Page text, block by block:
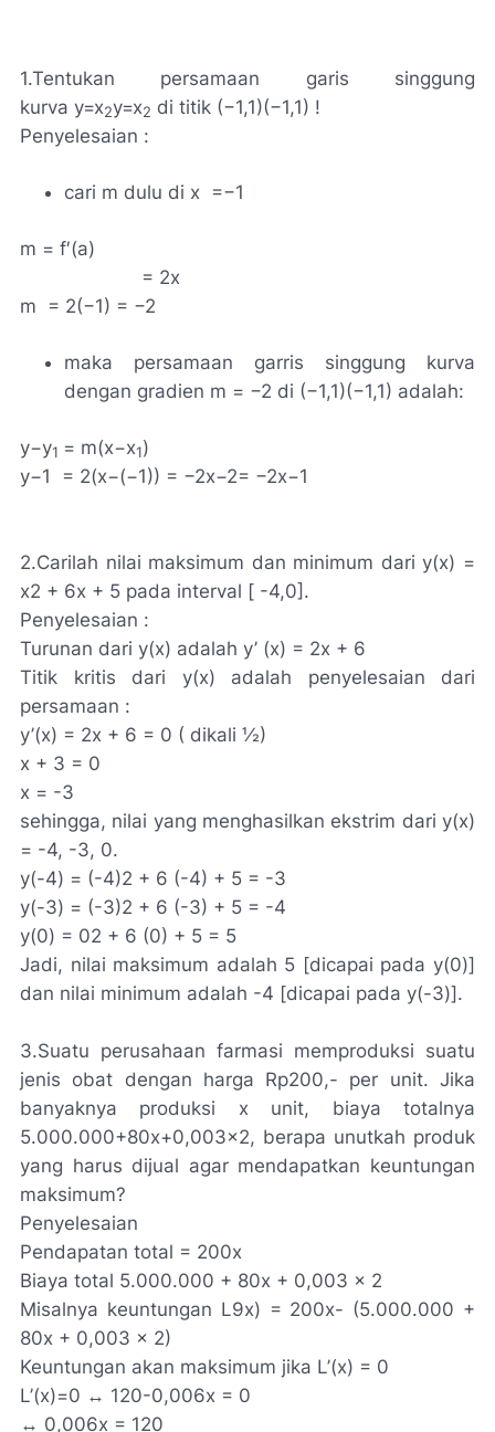
1.Tentukan persamaan garis singgung
kurva y=x2y=x2 di titik (−1,1)(−1,1) !
Penyelesaian :
cari m dulu di x =−1
m = f′(a)
= 2x
m = 2(−1) = −2
maka persamaan garris singgung kurva
dengan gradien m = −2 di (−1,1)(−1,1) adalah:
y−y1 = m(x−x1)
y−1 = 2(x−(−1)) = −2x−2= −2x−1
2.Carilah nilai maksimum dan minimum dari y(x) =
x2 + 6x + 5 pada interval [ -4,0].
Penyelesaian :
Turunan dari y(x) adalah y’ (x) = 2x + 6
Titik kritis dari y(x) adalah penyelesaian dari
persamaan :
y’(x) = 2x + 6 = 0 ( dikali ½)
x + 3 = 0
x = -3
sehingga, nilai yang menghasilkan ekstrim dari y(x)
= -4, -3, 0.
y(-4) = (-4)2 + 6 (-4) + 5 = -3
y(-3) = (-3)2 + 6 (-3) + 5 = -4
y(0) = 02 + 6 (0) + 5 = 5
Jadi, nilai maksimum adalah 5 [dicapai pada y(0)]
dan nilai minimum adalah -4 [dicapai pada y(-3)].
3.Suatu perusahaan farmasi memproduksi suatu
jenis obat dengan harga Rp200,- per unit. Jika
banyaknya produksi x unit, biaya totalnya
5.000.000+80x+0,003x2, berapa unutkah produk
yang harus dijual agar mendapatkan keuntungan
maksimum?
Penyelesaian
Pendapatan total = 200x
Biaya total 5.000.000 + 80x + 0,003 x 2
Misalnya keuntungan L9x) = 200x- (5.000.000 +
80x + 0,003 x 2)
Keuntungan akan maksimum jika L’(x) = 0
L’(x)=0 ↔ 120-0,006x = 0
↔ 0,006x = 120